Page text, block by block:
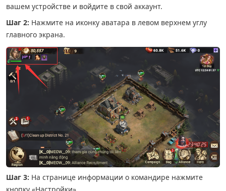
вашем устройстве и войдите в свой аккаунт.
Шаг 2: Нажмите на иконку аватара в левом верхнем углу
главного экрана.
Шаг 3: На странице информации о командире нажмите